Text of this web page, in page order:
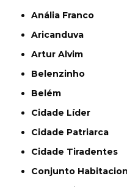
Anália Franco
Aricanduva
Artur Alvim
Belenzinho
Belém
Cidade Líder
Cidade Patriarca
Cidade Tiradentes
Conjunto